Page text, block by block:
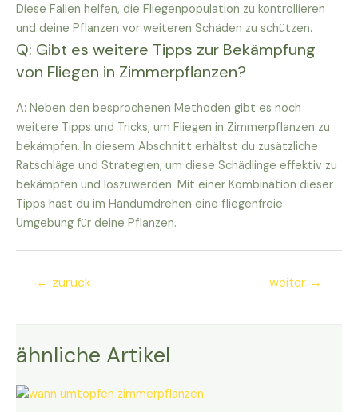
Diese Fallen helfen, die Fliegenpopulation zu kontrollieren
und deine Pflanzen vor weiteren Schäden zu schützen.
Q: Gibt es weitere Tipps zur Bekämpfung
von Fliegen in Zimmerpflanzen?
A: Neben den besprochenen Methoden gibt es noch
weitere Tipps und Tricks, um Fliegen in Zimmerpflanzen zu
bekämpfen. In diesem Abschnitt erhältst du zusätzliche
Ratschläge und Strategien, um diese Schädlinge effektiv zu
bekämpfen und loszuwerden. Mit einer Kombination dieser
Tipps hast du im Handumdrehen eine fliegenfreie
Umgebung für deine Pflanzen.
Beitragsnavigation
← zurück weiter →
ähnliche Artikel